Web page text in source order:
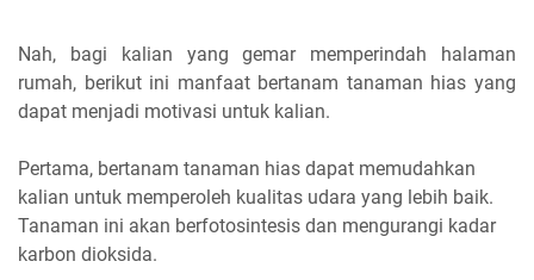
Nah, bagi kalian yang gemar memperindah halaman
rumah, berikut ini manfaat bertanam tanaman hias yang
dapat menjadi motivasi untuk kalian.
Pertama, bertanam tanaman hias dapat memudahkan
kalian untuk memperoleh kualitas udara yang lebih baik.
Tanaman ini akan berfotosintesis dan mengurangi kadar
karbon dioksida.